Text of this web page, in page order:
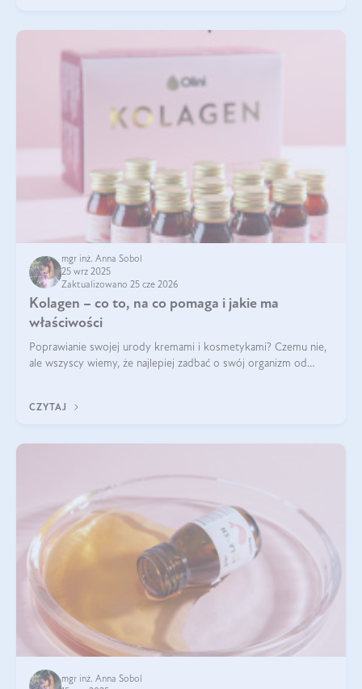
mgr inż. Anna Sobol
25 wrz 2025
Zaktualizowano 25 cze 2026
Kolagen – co to, na co pomaga i jakie ma
właściwości
Poprawianie swojej urody kremami i kosmetykami? Czemu nie,
ale wszyscy wiemy, że najlepiej zadbać o swój organizm od
wysokiej jakości suplem
CZYTAJ
mgr inż. Anna Sobol